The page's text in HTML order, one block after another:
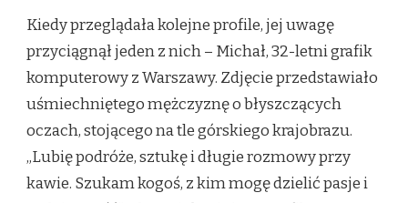
Kiedy przeglądała kolejne profile, jej uwagę
przyciągnął jeden z nich – Michał, 32-letni grafik
komputerowy z Warszawy. Zdjęcie przedstawiało
uśmiechniętego mężczyznę o błyszczących
oczach, stojącego na tle górskiego krajobrazu.
„Lubię podróże, sztukę i długie rozmowy przy
kawie. Szukam kogoś, z kim mogę dzielić pasje i